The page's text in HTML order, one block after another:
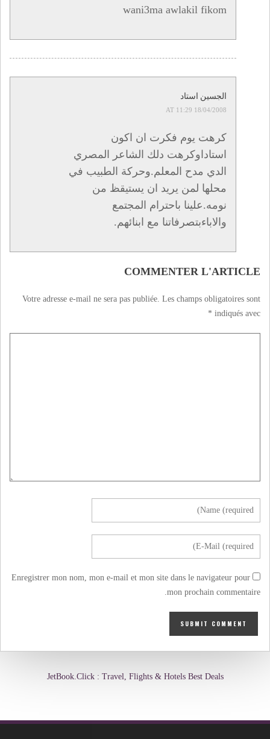
wani3ma awlakil fikom
الجسين استاد
18/04/2008 AT 11:29
كرهت يوم فكرت ان اكون
استاداوكرهت دلك الشاعر المصري
الدي مدح المعلم.وحركة الطبيب في
محلها لمن يريد ان يستيقظ من
نومه.علينا باحترام المجتمع
والاباءبتصرفاتنا مع ابنائهم.
COMMENTER L'ARTICLE
Votre adresse e-mail ne sera pas publiée. Les champs obligatoires sont
indiqués avec
*
Enregistrer mon nom, mon e-mail et mon site dans le navigateur pour
mon prochain commentaire.
JetBook.Click : Travel, Flights & Hotels Best Deals